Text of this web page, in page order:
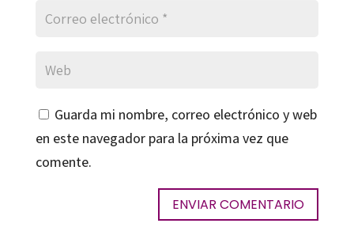
Guarda mi nombre, correo electrónico y web
en este navegador para la próxima vez que
comente.